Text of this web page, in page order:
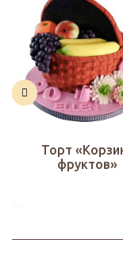
Торт
фруктов»